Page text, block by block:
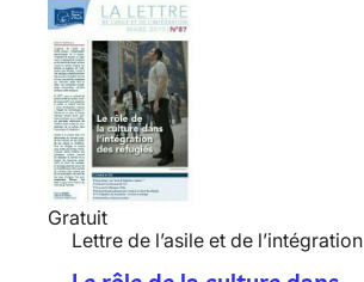
Gratuit
Lettre de l’asile et de l’intégration